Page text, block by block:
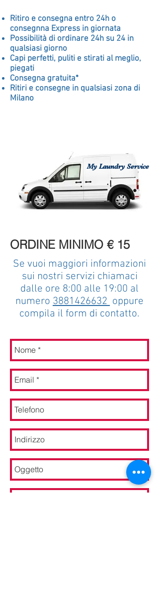
ORDINE MINIMO € 15
Ritiro e consegna entro 24h o
consegnna Express in giornata
Possibilità di ordinare 24h su 24 in
qualsiasi giorno
Capi perfetti, puliti e stirati al meglio,
piegati
Consegna gratuita*
Ritiri e consegne in qualsiasi zona di
Milano
My Laundry Service
Se vuoi maggiori informazioni
sui nostri servizi chiamaci
dalle ore 8:00 alle 19:00 al
numero 3881426632 oppure
compila il form di contatto.